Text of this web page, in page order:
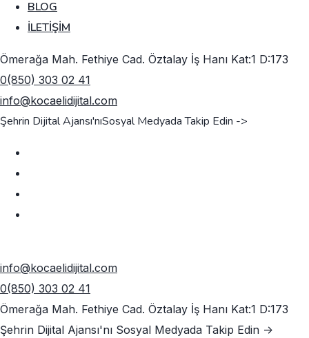
BLOG
İLETIŞIM
Ömerağa Mah. Fethiye Cad. Öztalay İş Hanı Kat:1 D:173
0(850) 303 02 41
info@kocaelidijital.com
Şehrin Dijital Ajansı'nıSosyal Medyada Takip Edin ->
info@kocaelidijital.com
0(850) 303 02 41
Ömerağa Mah. Fethiye Cad. Öztalay İş Hanı Kat:1 D:173
Şehrin Dijital Ajansı'nı Sosyal Medyada Takip Edin ->